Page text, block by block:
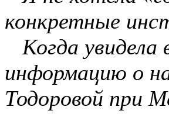
конкретные
Когда увидела
информацию о
Тодоровой при